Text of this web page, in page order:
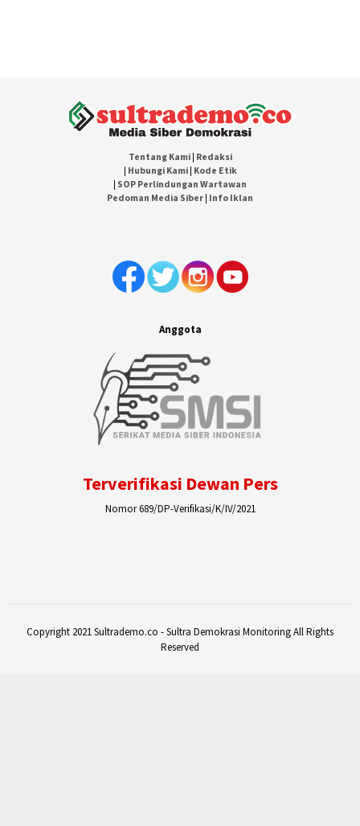
Tentang Kami| Redaksi
| Hubungi Kami| Kode Etik
| SOP Perlindungan Wartawan
Pedoman Media Siber | Info Iklan
Anggota
Terverifikasi Dewan Pers
Nomor 689/DP-Verifikasi/K/IV/2021
Copyright 2021 Sultrademo.co - Sultra Demokrasi Monitoring All Rights
Reserved